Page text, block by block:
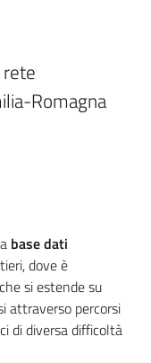
Romagna
base dati
dove è
che si estende su
attraverso percorsi
di diversa difficoltà